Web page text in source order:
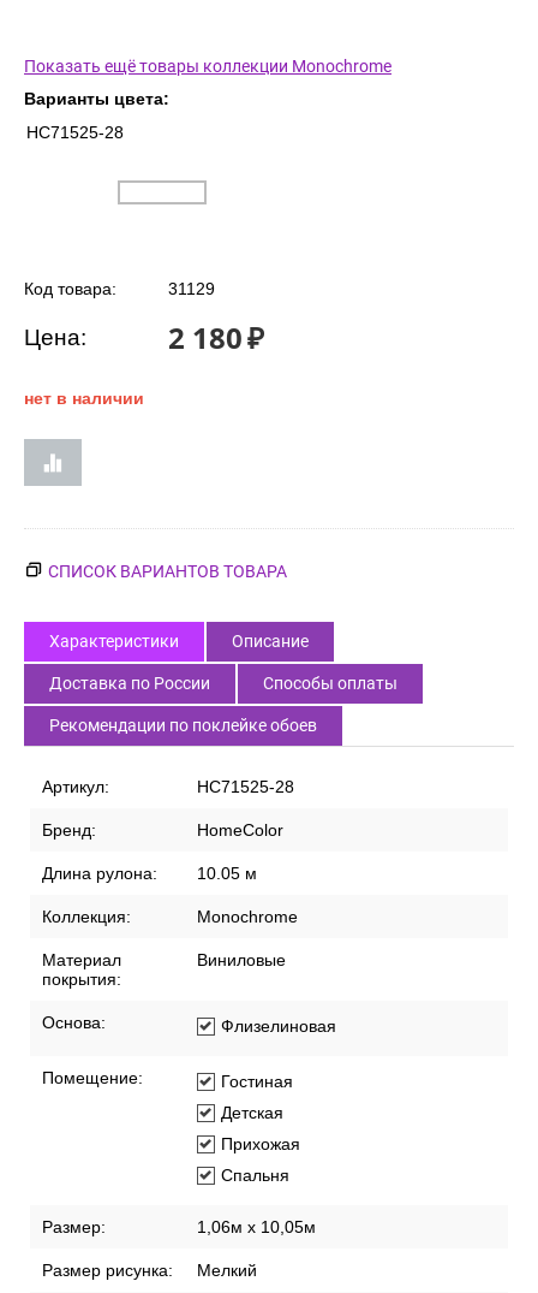
Показать ещё товары коллекции Monochrome
Варианты цвета:
HC71525-28
Код товара: 31129
Цена: 2 180₽
нет в наличии
СПИСОК ВАРИАНТОВ ТОВАРА
Характеристики Описание
Доставка по России Способы оплаты
Рекомендации по поклейке обоев
Артикул: HC71525-28
Бренд: HomeColor
Длина рулона: 10.05 м
Коллекция: Monochrome
Материал
покрытия:
Виниловые
Основа: Флизелиновая
Помещение:
Гостиная
Детская
Прихожая
Спальня
Размер: 1,06м х 10,05м
Размер рисунка: Мелкий